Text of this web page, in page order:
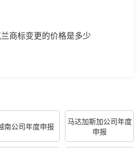
商标变更的价格是多少
南公司年度申报
马达加斯加公司年度
申报